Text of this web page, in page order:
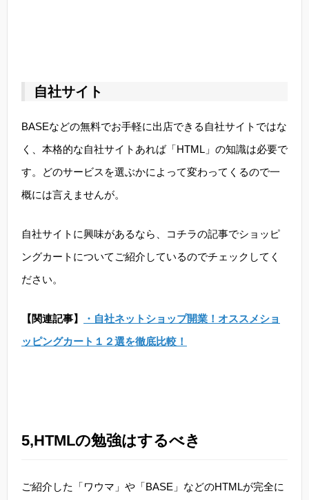
自社サイト
BASEなどの無料でお手軽に出店できる自社サイトではな
く、本格的な自社サイトあれば「HTML」の知識は必要で
す。どのサービスを選ぶかによって変わってくるので一
概には言えませんが。
自社サイトに興味があるなら、コチラの記事でショッピ
ングカートについてご紹介しているのでチェックしてく
ださい。
【関連記事】
・自社ネットショップ開業！オススメショ
ッピングカート１２選を徹底比較！
5,HTMLの勉強はするべき
ご紹介した「ワウマ」や「BASE」などのHTMLが完全に